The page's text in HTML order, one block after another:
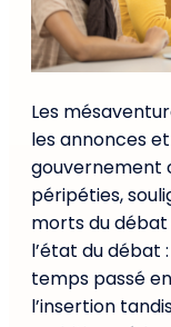
Les
les annonces
gouvernement
péripéties,
morts du débat
l’état du débat
temps passé
l’insertion